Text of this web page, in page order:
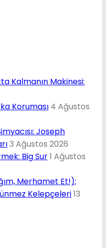
Kalmanın Makinesi:
Koruması 4 Ağustos
Joseph
3 Ağustos 2026
Big Sur1 Ağustos
Merhamet Et!);
Kelepçeleri13